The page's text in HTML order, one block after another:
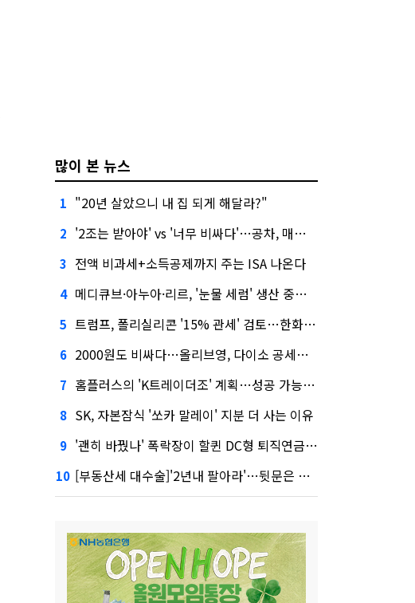
많이 본 뉴스
1 "20년 살았으니 내 집 되게 해달라?"
2 '2조는 받아야' vs '너무 비싸다'…공차, 매각 성공할까
3 전액 비과세+소득공제까지 주는 ISA 나온다
4 메디큐브·아누아·리르, '눈물 세럼' 생산 중단한다
5 트럼프, 폴리실리콘 '15% 관세' 검토…한화큐셀·OCI 영향은?
6 2000원도 비싸다…올리브영, 다이소 공세에 '가성비'로 맞불
7 홈플러스의 'K트레이더조' 계획…성공 가능성은 '글쎄'
8 SK, 자본잠식 '쏘카 말레이' 지분 더 사는 이유
9 '괜히 바꿨나' 폭락장이 할퀸 DC형 퇴직연금…전문가 조언은
10 [부동산세 대수술]'2년내 팔아라'…뒷문은 열었다